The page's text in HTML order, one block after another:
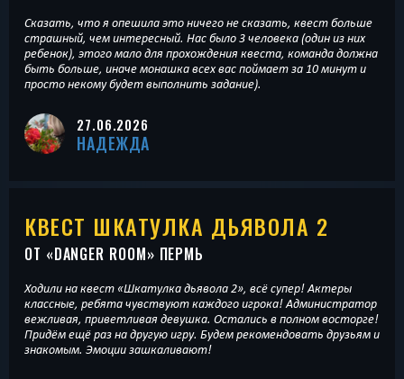
Сказать, что я опешила это ничего не сказать, квест больше
страшный, чем интересный. Нас было 3 человека (один из них
ребенок), этого мало для прохождения квеста, команда должна
быть больше, иначе монашка всех вас поймает за 10 минут и
просто некому будет выполнить задание).
27.06.2026
НАДЕЖДА
КВЕСТ ШКАТУЛКА ДЬЯВОЛА 2
ОТ «DANGER ROOM» ПЕРМЬ
Ходили на квест «Шкатулка дьявола 2», всё супер! Актеры
классные, ребята чувствуют каждого игрока! Администратор
вежливая, приветливая девушка. Остались в полном восторге!
Придём ещё раз на другую игру. Будем рекомендовать друзьям и
знакомым. Эмоции зашкаливают!